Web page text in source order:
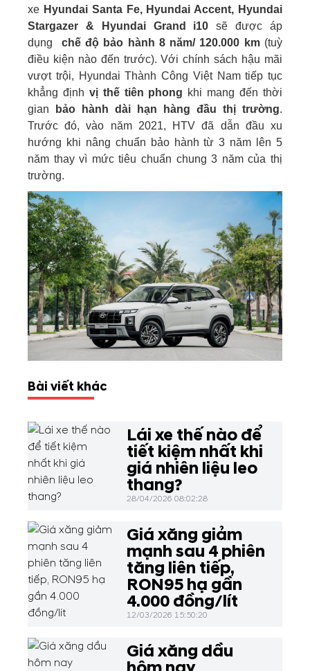
xe Hyundai Santa Fe, Hyundai Accent, Hyundai
Stargazer & Hyundai Grand i10 sẽ được áp
dụng chế độ bảo hành 8 năm/ 120.000 km(tuỳ
điều kiện nào đến trước). Với chính sách hậu mãi
vượt trội, Hyundai Thành Công Việt Nam tiếp tục
khẳng định vị thế tiên phong khi mang đến thời
gian
bảo hành dài hạn hàng đầu thị trường.
Trước đó, vào năm 2021, HTV đã dẫn đầu xu
hướng khi nâng chuẩn bảo hành từ 3 năm lên 5
năm thay vì mức tiêu chuẩn chung 3 năm của thị
trường.
Bài viết khác
Lái xe thế nào để
tiết kiệm nhất khi
giá nhiên liệu leo
thang?
28/04/2026 08:02:28
Giá xăng giảm
mạnh sau 4 phiên
tăng liên tiếp,
RON95 hạ gần
4.000 đồng/lít
12/03/2026 15:50:20
Giá xăng dầu